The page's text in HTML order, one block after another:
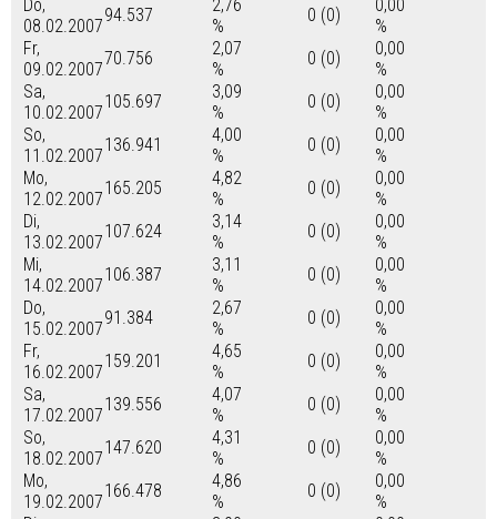
Do,
08.02.2007
94.537
2,76
%
0 (0)
0,00
%
Fr,
09.02.2007
70.756
2,07
%
0 (0)
0,00
%
Sa,
10.02.2007
105.697
3,09
%
0 (0)
0,00
%
So,
11.02.2007
136.941
4,00
%
0 (0)
0,00
%
Mo,
12.02.2007
165.205
4,82
%
0 (0)
0,00
%
Di,
13.02.2007
107.624
3,14
%
0 (0)
0,00
%
Mi,
14.02.2007
106.387
3,11
%
0 (0)
0,00
%
Do,
15.02.2007
91.384
2,67
%
0 (0)
0,00
%
Fr,
16.02.2007
159.201
4,65
%
0 (0)
0,00
%
Sa,
17.02.2007
139.556
4,07
%
0 (0)
0,00
%
So,
18.02.2007
147.620
4,31
%
0 (0)
0,00
%
Mo,
19.02.2007
166.478
4,86
%
0 (0)
0,00
%